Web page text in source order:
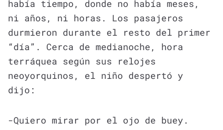
había tiempo, donde no había meses,
ni años, ni horas. Los pasajeros
durmieron durante el resto del primer
“día”. Cerca de medianoche, hora
terráquea según sus relojes
neoyorquinos, el niño despertó y
dijo:
-Quiero mirar por el ojo de buey.